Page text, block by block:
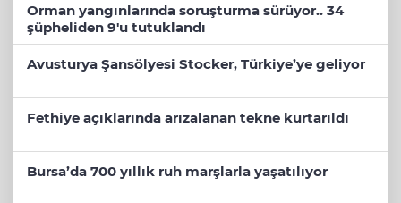
Orman yangınlarında soruşturma sürüyor.. 34
şüpheliden 9'u tutuklandı
Avusturya Şansölyesi Stocker, Türkiye’ye geliyor
Fethiye açıklarında arızalanan tekne kurtarıldı
Bursa’da 700 yıllık ruh marşlarla yaşatılıyor